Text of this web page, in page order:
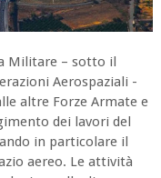
Militare – sotto il
Aerospaziali -
altre Forze Armate e
dei lavori del
in particolare il
aereo. Le attività